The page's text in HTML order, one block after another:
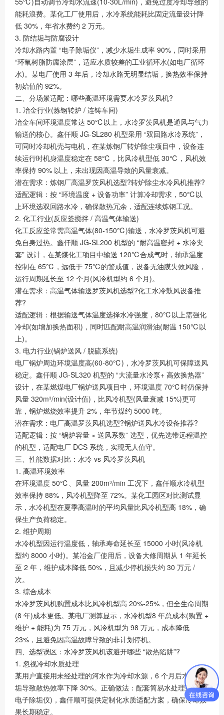
能耗浪费。某化工厂使用后，水冷系统能耗比固定流量设计降
低 30%，年省水费约 2 万元。
3. 防结垢与防腐设计
冷却水路内置 “电子除垢仪”，减少水垢生成率 90%，同时采用
“环氧树脂防腐涂层”，适应水质较差的工业循环水(如电厂循环
水)。某电厂使用 3 年后，冷却水路无明显结垢，换热效率保持
初始值的 92%。
二、分场景适配：哪些高温环境需要水冷罗茨风机?
1. 冶金行业(炼钢转炉 / 连铸车间)
冶金车间环境温度常达 50℃以上，水冷罗茨风机是通风与气力
输送的核心。鑫仟顺 JG-SL280 机型采用 “双回路水冷系统”，
可同时冷却机壳与电机，在某炼钢厂转炉除尘项目中，设备连
续运行时机身温度稳定在 58℃，比风冷机型低 30℃，风机效
率保持 90% 以上，未出现因高温导致的风量衰减。
潜在需求：炼钢厂高温罗茨风机选型?转炉除尘水冷风机推荐?
适配逻辑：按 “环境温度 + 设备功率” 计算冷却需求，50℃以
上环境选双回路水冷，确保散热冗余，适配连续炼钢工况。
2. 化工行业(反应釜搅拌 / 高温气体输送)
化工反应釜常需高温气体(80-150℃)输送，水冷罗茨风机可避
免自身过热。鑫仟顺 JG-SL200 机型的 “耐高温密封 + 水冷夹
套” 设计，在某煤化工项目中输送 120℃合成气时，轴承温度
控制在 65℃，远低于 75℃的警戒值，设备无油膜失效风险，
运行周期延长至 12 个月(风冷机型约 6 个月)。
潜在需求：高温气体输送罗茨风机选型?化工水冷鼓风设备推
荐?
适配逻辑：根据输送气体温度选择水冷强度，80℃以上需强化
冷却(如增加换热面积)，同时匹配耐高温润滑油(耐温 150℃以
上)。
3. 电力行业(锅炉送风 / 脱硫系统)
电厂锅炉周边环境温度高(60-80℃)，水冷罗茨风机可保障送风
稳定。鑫仟顺 JG-SL320 机型的 “大流量水冷泵+ 高效换热器”
设计，在某燃煤电厂锅炉送风项目中，环境温度 70℃时仍保持
风量 320m³/min(设计值)，比风冷机型(风量衰减 15%)更可
靠，锅炉燃烧效率提升 2%，年节煤约 5000 吨。
潜在需求：电厂高温罗茨风机选型?锅炉送风水冷设备推荐?
适配逻辑：按 “锅炉容量 × 送风系数” 选型，优先选带远程温控
的机型，适配电厂 DCS 系统，实现无人值守。
三、性能数据对比：水冷 vs 风冷罗茨风机
1. 高温环境效率
在环境温度 50℃、风量 200m³/min 工况下，鑫仟顺水冷机型
效率保持 88%，风冷机型降至 72%。某化工园区对比测试显
示，水冷机型在夏季高温时的平均风量比风冷机型高 18%，确
保生产负荷稳定。
2. 维护周期
水冷机型因运行温度低，轴承寿命延长至 15000 小时(风冷机
型约 8000 小时)。某冶金厂使用后，设备大修周期从 1 年延长
至 2 年，维护成本降低 50%，且减少停机损失约 30 万元 /
次。
3. 综合成本
水冷罗茨风机购置成本比风冷机型高 20%-25%，但全生命周期
(8 年)成本更低。某电厂测算显示，水冷机型8 年总成本(购置 +
维护 + 能耗)为 75 万元，风冷机型为 98 万元，成本降低
23%，且避免因高温故障导致的非计划停机。
四、选型误区：水冷罗茨风机该避开哪些 “散热陷阱”?
1. 忽视冷却水质处理
某用户直接用未经处理的河水作为冷却水源，6 个月后水路结
垢导致散热效率下降 30%。正确做法：配套简易水处理装置(如
电子除垢仪)，鑫仟顺可提供定制化水质适配方案，确保冷却效
果长期稳定。